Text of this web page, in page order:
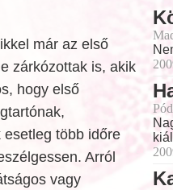
már az első
zárkózottak is, akik
hogy első
több időre
Arról
vagy